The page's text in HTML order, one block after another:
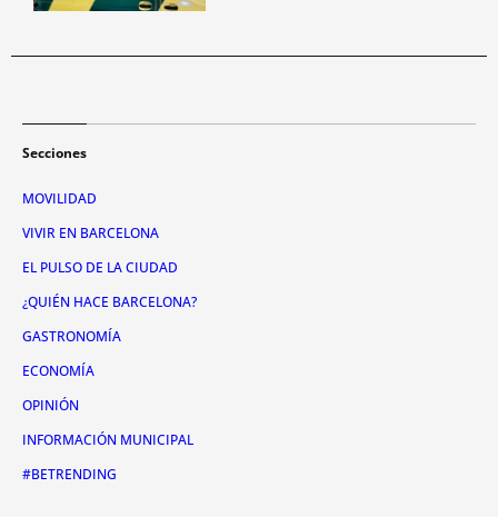
Secciones
MOVILIDAD
VIVIR EN BARCELONA
EL PULSO DE LA CIUDAD
¿QUIÉN HACE BARCELONA?
GASTRONOMÍA
ECONOMÍA
OPINIÓN
INFORMACIÓN MUNICIPAL
#BETRENDING